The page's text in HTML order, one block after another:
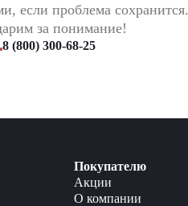
если проблема сохранится.
за понимание!
8 (800) 300-68-25
Покупателю
Акции
О компании